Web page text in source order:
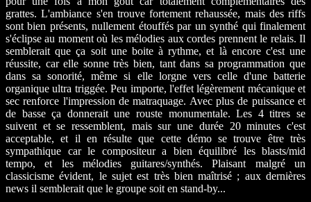
grattes. L'ambiance s'en trouve fortement rehaussée, mais des riffs
sont bien présents, nullement étouffés par un synthé qui finalement
s'éclipse au moment où les mélodies aux cordes prennent le relais. Il
semblerait que ça soit une boite à rythme, et là encore c'est une
réussite, car elle sonne très bien, tant dans sa programmation que
dans sa sonorité, même si elle lorgne vers celle d'une batterie
organique ultra triggée. Peu importe, l'effet légèrement mécanique et
sec renforce l'impression de matraquage. Avec plus de puissance et
de basse ça donnerait une rouste monumentale. Les 4 titres se
suivent et se ressemblent, mais sur une durée 20 minutes c'est
acceptable, et il en résulte que cette démo se trouve être très
sympathique car le compositeur a bien équilibré les blasts/mid
tempo, et les mélodies guitares/synthés. Plaisant malgré un
classicisme évident, le sujet est très bien maîtrisé ; aux dernières
news il semblerait que le groupe soit en stand-by...